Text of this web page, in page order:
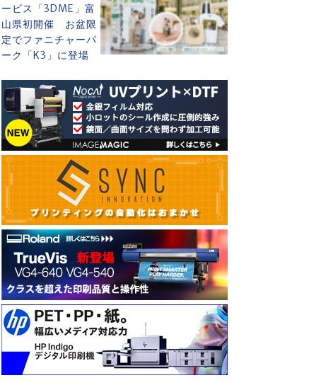
ービス「3DME」富
山県初開催 お盆限
定でファニチャーパ
ーク「K3」に登場